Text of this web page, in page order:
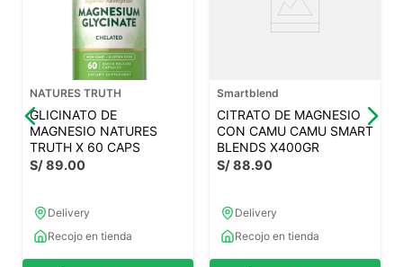
NATURES TRUTH
GLICINATO DE
MAGNESIO NATURES
TRUTH X 60 CAPS
S/89.00
Delivery
Recojo en tienda
Smartblend
CITRATO DE MAGNESIO
CON CAMU CAMU SMART
BLENDS X400GR
S/88.90
Delivery
Recojo en tienda